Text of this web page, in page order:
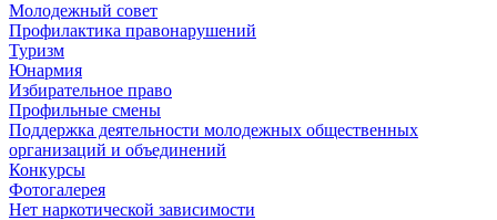
Молодежный совет
Профилактика правонарушений
Туризм
Юнармия
Избирательное право
Профильные смены
Поддержка деятельности молодежных общественных
организаций и объединений
Конкурсы
Фотогалерея
Нет наркотической зависимости